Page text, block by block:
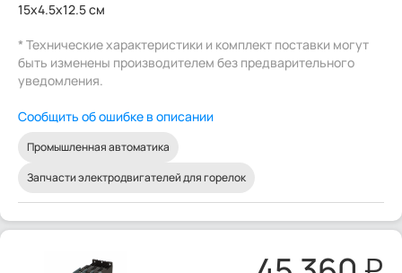
15x4.5x12.5 см
* Технические характеристики и комплект поставки могут
быть изменены производителем без предварительного
уведомления.
Сообщить об ошибке в описании
Промышленная автоматика
Запчасти электродвигателей для горелок